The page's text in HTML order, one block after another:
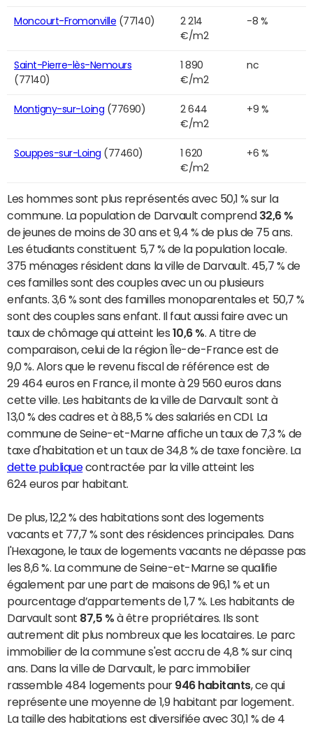
Moncourt-Fromonville (77140)
2 214
€/m2
-8 %
Saint-Pierre-lès-Nemours
(77140)
1 890
€/m2
nc
Montigny-sur-Loing (77690)
2 644
€/m2
+9 %
Souppes-sur-Loing (77460)
1 620
€/m2
+6 %
Les hommes sont plus représentés avec 50,1 % sur la
commune. La population de Darvault comprend 32,6 %
de jeunes de moins de 30 ans et 9,4 % de plus de 75 ans.
Les étudiants constituent 5,7 % de la population locale.
375 ménages résident dans la ville de Darvault. 45,7 % de
ces familles sont des couples avec un ou plusieurs
enfants. 3,6 % sont des familles monoparentales et 50,7 %
sont des couples sans enfant. Il faut aussi faire avec un
taux de chômage qui atteint les 10,6 %. A titre de
comparaison, celui de la région Île-de-France est de
9,0 %. Alors que le revenu fiscal de référence est de
29 464 euros en France, il monte à 29 560 euros dans
cette ville. Les habitants de la ville de Darvault sont à
13,0 % des cadres et à 88,5 % des salariés en CDI. La
commune de Seine-et-Marne affiche un taux de 7,3 % de
taxe d'habitation et un taux de 34,8 % de taxe foncière. La
dette publiquecontractée par la ville atteint les
624 euros par habitant.
De plus, 12,2 % des habitations sont des logements
vacants et 77,7 % sont des résidences principales. Dans
l'Hexagone, le taux de logements vacants ne dépasse pas
les 8,6 %. La commune de Seine-et-Marne se qualifie
également par une part de maisons de 96,1 % et un
pourcentage d’appartements de 1,7 %. Les habitants de
Darvault sont 87,5 % à être propriétaires. Ils sont
autrement dit plus nombreux que les locataires. Le parc
immobilier de la commune s'est accru de 4,8 % sur cinq
ans. Dans la ville de Darvault, le parc immobilier
rassemble 484 logements pour 946 habitants, ce qui
représente une moyenne de 1,9 habitant par logement.
La taille des habitations est diversifiée avec 30,1 % de 4